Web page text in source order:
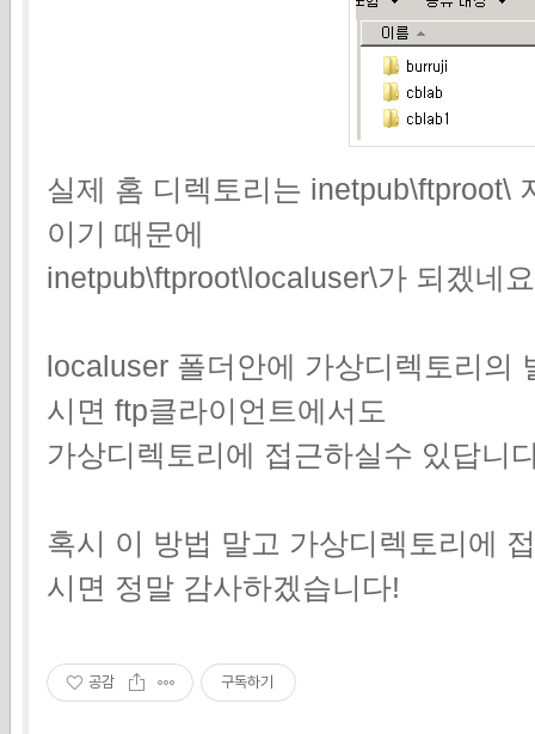
실제 홈 디렉토리는 inetpub\ftproot\
이기 때문에
inetpub\ftproot\localuser\가 되겠네요
localuser 폴더안에 가상디렉토리의
시면 ftp클라이언트에서도
가상디렉토리에 접근하실수 있답니
혹시 이 방법 말고 가상디렉토리에
시면 정말 감사하겠습니다!
공감 구독하기